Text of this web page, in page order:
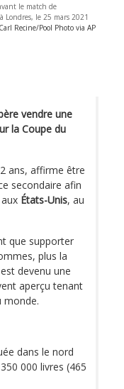
le match de
Londres, le 25 mars 2021
Carl Recine/Pool Photo via AP
vendre une
la Coupe du
ans, affirme être
secondaire afin
États-Unis, au
que supporter
plus la
devenu une
aperçu tenant
monde.
dans le nord
000 livres (465